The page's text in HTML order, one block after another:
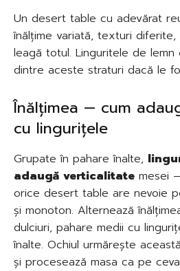
Un desert table cu adevărat
înălțime variată, texturi
leagă totul. Linguritele de
dintre aceste straturi dacă le
Înălțimea — cum
cu lingurițele
Grupate în pahare înalte,
adaugă verticalitate mesei
orice desert table are nevoie
și monoton. Alternează
dulciuri, pahare medii cu
înalte. Ochiul urmărește
și procesează masa ca pe